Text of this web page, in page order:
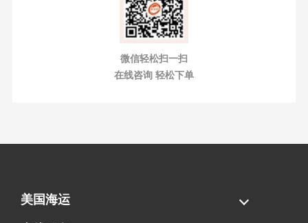
微信轻松扫一扫
在线咨询 轻松下单
美国海运